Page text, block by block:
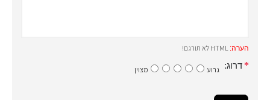
הערה:
דרוג: גרוע מצוין